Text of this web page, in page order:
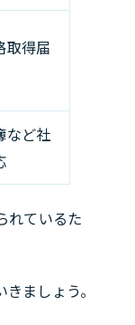
取得届
など社
れているた
ましょう。